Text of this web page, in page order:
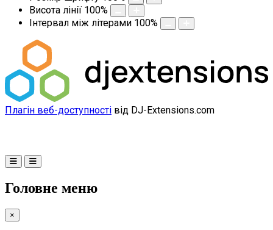
Висота лінії 100%
Інтервал між літерами 100%
Плагін веб-доступності від DJ-Extensions.com
Головне меню
×